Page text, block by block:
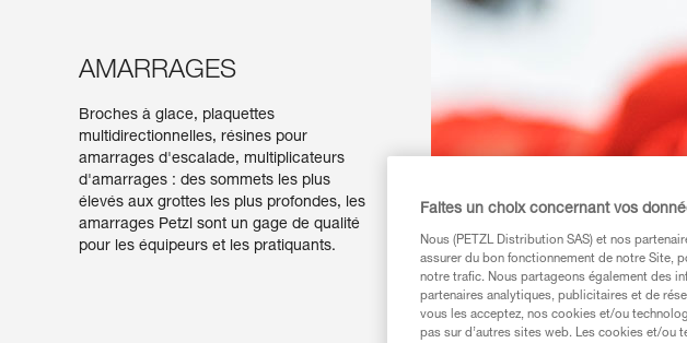
AMARRAGES
Broches à glace, plaquettes
multidirectionnelles, résines pour
amarrages d'escalade, multiplicateurs
d'amarrages : des sommets les plus
élevés aux grottes les plus profondes, les
amarrages Petzl sont un gage de qualité
pour les équipeurs et les pratiquants.
Faites un choix concernant vos
Nous (PETZL Distribution SAS) et nos
assurer du bon fonctionnement de notre Site,
notre trafic. Nous partageons également des
partenaires analytiques, publicitaires et de
vous les acceptez, nos cookies et/ou
pas sur d’autres sites web. Les cookies et/ou